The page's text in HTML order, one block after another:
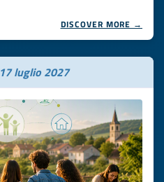
DISCOVER MORE →
17 luglio 2027